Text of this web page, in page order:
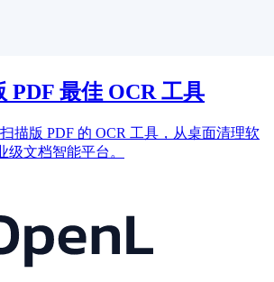
PDF 最佳 OCR 工具
描版 PDF 的 OCR 工具，从桌面清理软
级文档智能平台。